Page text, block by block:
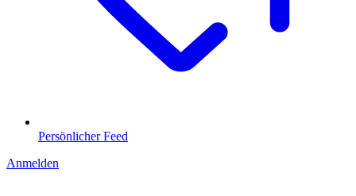
Persönlicher Feed
Anmelden